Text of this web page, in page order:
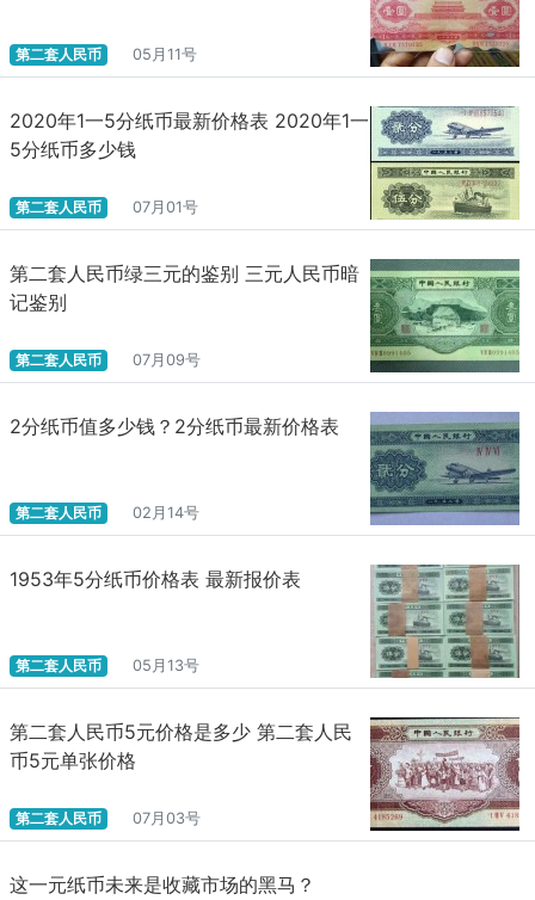
第二套人民币 05月11号
2020年1一5分纸币最新价格表 2020年1一
5分纸币多少钱
第二套人民币 07月01号
第二套人民币绿三元的鉴别 三元人民币暗
记鉴别
第二套人民币 07月09号
2分纸币值多少钱？2分纸币最新价格表
第二套人民币 02月14号
1953年5分纸币价格表 最新报价表
第二套人民币 05月13号
第二套人民币5元价格是多少 第二套人民
币5元单张价格
第二套人民币 07月03号
这一元纸币未来是收藏市场的黑马？